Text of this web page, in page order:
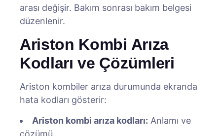
arası değişir. Bakım sonrası bakım belgesi
düzenlenir.
Ariston Kombi Arıza
Kodları ve Çözümleri
Ariston kombiler arıza durumunda ekranda
hata kodları gösterir:
Ariston kombi arıza kodları: Anlamı ve
çözümü